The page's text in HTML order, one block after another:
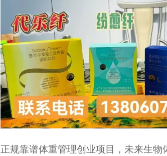
正规靠谱体重管理创业项目，未来生物